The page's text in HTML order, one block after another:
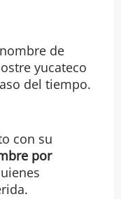
de
yucateco
del tiempo.
con su
por